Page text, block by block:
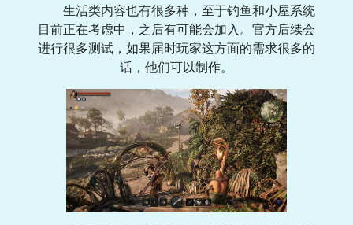
生活类内容也有很多种，至于钓鱼和小屋系统
目前正在考虑中，之后有可能会加入。官方后续会
进行很多测试，如果届时玩家这方面的需求很多的
话，他们可以制作。